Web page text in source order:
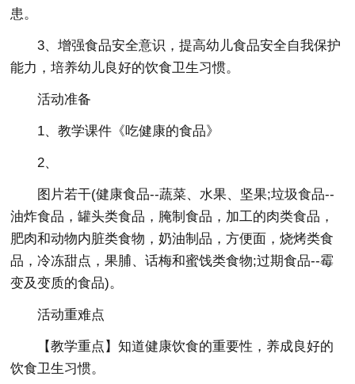
患。
3、增强食品安全意识，提高幼儿食品安全自我保护
能力，培养幼儿良好的饮食卫生习惯。
活动准备
1、教学课件《吃健康的食品》
2、
图片若干(健康食品--蔬菜、水果、坚果;垃圾食品--
油炸食品，罐头类食品，腌制食品，加工的肉类食品，
肥肉和动物内脏类食物，奶油制品，方便面，烧烤类食
品，冷冻甜点，果脯、话梅和蜜饯类食物;过期食品--霉
变及变质的食品)。
活动重难点
【教学重点】知道健康饮食的重要性，养成良好的
饮食卫生习惯。